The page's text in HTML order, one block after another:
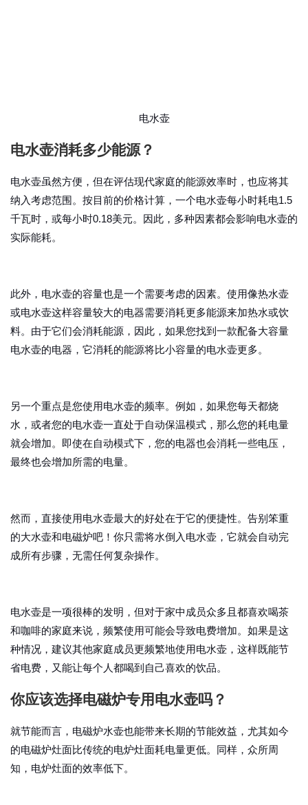
电水壶
电水壶消耗多少能源？
电水壶虽然方便，但在评估现代家庭的能源效率时，也应将其
纳入考虑范围。按目前的价格计算，一个电水壶每小时耗电1.5
千瓦时，或每小时0.18美元。因此，多种因素都会影响电水壶的
实际能耗。
此外，电水壶的容量也是一个需要考虑的因素。使用像热水壶
或电水壶这样容量较大的电器需要消耗更多能源来加热水或饮
料。由于它们会消耗能源，因此，如果您找到一款配备大容量
电水壶的电器，它消耗的能源将比小容量的电水壶更多。
另一个重点是您使用电水壶的频率。例如，如果您每天都烧
水，或者您的电水壶一直处于自动保温模式，那么您的耗电量
就会增加。即使在自动模式下，您的电器也​​会消耗一些电压，
最终也会增加所需的电量。
然而，直接使用电水壶最大的好处在于它的便捷性。告别笨重
的大水壶和电磁炉吧！你只需将水倒入电水壶，它就会自动完
成所有步骤，无需任何复杂操作。
电水壶是一项很棒的发明，但对于家中成员众多且都喜欢喝茶
和咖啡的家庭来说，频繁使用可能会导致电费增加。如果是这
种情况，建议其他家庭成员更频繁地使用电水壶，这样既能节
省电费，又能让每个人都喝到自己喜欢的饮品。
你应该选择电磁炉专用电水壶吗？
就节能而言， 电磁炉水壶也能带来长期的节能效益，尤其如今
的电磁炉灶面比传统的电炉灶面耗电量更低。同样，众所周
知，电炉灶面的效率低下。